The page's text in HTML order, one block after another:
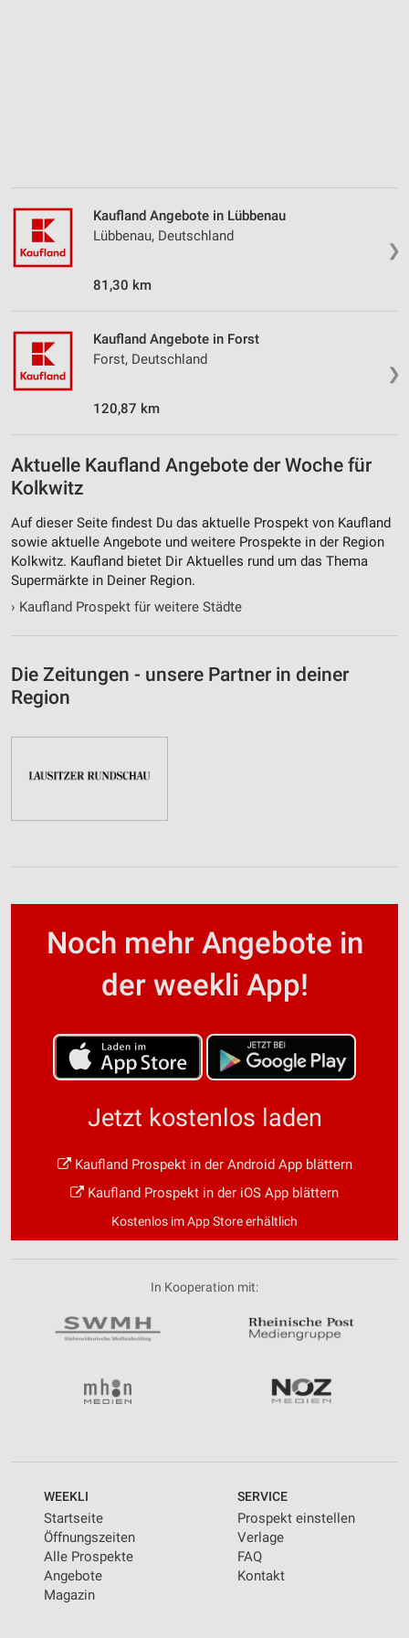
❯
Kaufland Angebote in Lübbenau
Lübbenau, Deutschland
81,30 km
❯
Kaufland Angebote in Forst
Forst, Deutschland
120,87 km
Aktuelle Kaufland Angebote der Woche für
Kolkwitz
Auf dieser Seite findest Du das aktuelle Prospekt von Kaufland
sowie aktuelle Angebote und weitere Prospekte in der Region
Kolkwitz. Kaufland bietet Dir Aktuelles rund um das Thema
Supermärkte in Deiner Region.
› Kaufland Prospekt für weitere Städte
Die Zeitungen - unsere Partner in deiner
Region
Noch mehr Angebote in
der weekli App!
Jetzt kostenlos laden
Kaufland Prospekt in der Android App blättern
Kaufland Prospekt in der iOS App blättern
Kostenlos im App Store erhältlich
In Kooperation mit:
WEEKLI
Startseite
Öffnungszeiten
Alle Prospekte
Angebote
Magazin
SERVICE
Prospekt einstellen
Verlage
FAQ
Kontakt
Performance
Funktional